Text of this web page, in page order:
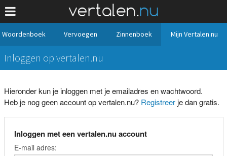
Woordenboek Vervoegen Zinnenboek Mijn Vertalen.nu
Inloggen op vertalen.nu
Hieronder kun je inloggen met je emailadres en wachtwoord.
Heb je nog geen account op vertalen.nu? Registreerje dan gratis.
Inloggen met een vertalen.nu account
E-mail adres: